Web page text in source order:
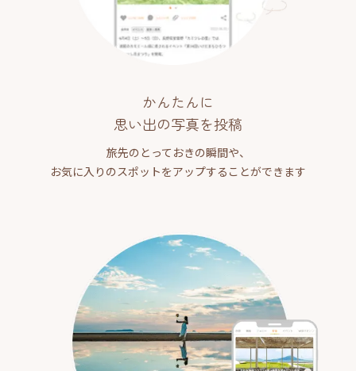
かんたんに
思い出の写真を投稿
旅先のとっておきの瞬間や、
お気に入りのスポットをアップすることができます